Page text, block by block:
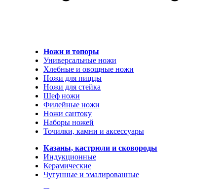
Ножи и топоры
Универсальные ножи
Хлебные и овощные ножи
Ножи для пиццы
Ножи для стейка
Шеф ножи
Филейные ножи
Ножи сантоку
Наборы ножей
Точилки, камни и аксессуары
Казаны, кастрюли и сковороды
Индукционные
Керамические
Чугунные и эмалированные